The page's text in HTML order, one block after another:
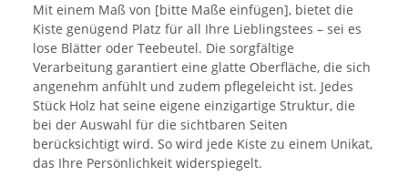
Mit einem Maß von [bitte Maße einfügen], bietet die
Kiste genügend Platz für all Ihre Lieblingstees – sei es
lose Blätter oder Teebeutel. Die sorgfältige
Verarbeitung garantiert eine glatte Oberfläche, die sich
angenehm anfühlt und zudem pflegeleicht ist. Jedes
Stück Holz hat seine eigene einzigartige Struktur, die
bei der Auswahl für die sichtbaren Seiten
berücksichtigt wird. So wird jede Kiste zu einem Unikat,
das Ihre Persönlichkeit widerspiegelt.